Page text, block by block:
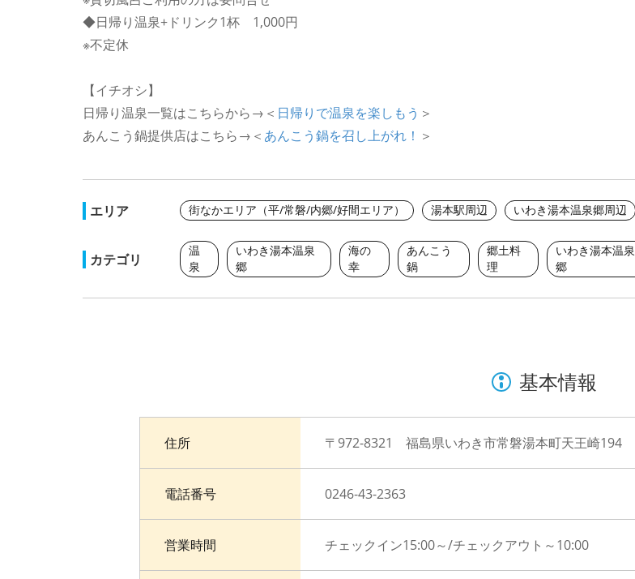
◆日帰り温泉+ドリンク1杯 1,000円
※不定休
【イチオシ】
日帰り温泉一覧はこちらから→＜ 日帰りで温泉を楽しもう ＞
あんこう鍋提供店はこちら→＜ あんこう鍋を召し上がれ！ ＞
エリア 街なかエリア（平/常磐/内郷/好間エリア） 湯本駅周辺 いわき湯本温泉郷周辺
カテゴリ
温
泉
いわき湯本温泉
郷
海の
幸
あんこう
鍋
郷土料
理
いわき湯本温泉
郷
基本情報
住所 〒972-8321 福島県いわき市常磐湯本町天王崎194
電話番号 0246-43-2363
営業時間 チェックイン15:00～/チェックアウト～10:00